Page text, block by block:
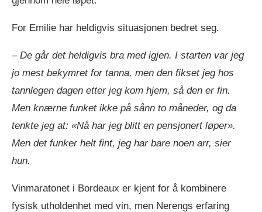
For Emilie har heldigvis situasjonen bedret seg.
– De går det heldigvis bra med igjen. I starten var jeg
jo mest bekymret for tanna, men den fikset jeg hos
tannlegen dagen etter jeg kom hjem, så den er fin.
Men knærne funket ikke på sånn to måneder, og da
tenkte jeg at: «Nå har jeg blitt en pensjonert løper».
Men det funker helt fint, jeg har bare noen arr, sier
hun.
Vinmaratonet i Bordeaux er kjent for å kombinere
fysisk utholdenhet med vin, men Nerengs erfaring